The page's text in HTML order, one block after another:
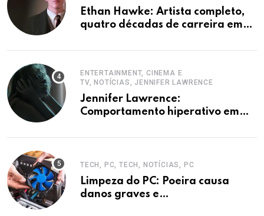
Ethan Hawke: Artista completo,
quatro décadas de carreira em
ENTERTAINMENT, CINEMA E
TV, NOTÍCIAS, JENNIFER LAWRENCE
Jennifer Lawrence:
Comportamento hiperativo em
defesa.
TECH, PC, TECH, NOTÍCIAS, PC
Limpeza do PC: Poeira causa
danos graves e